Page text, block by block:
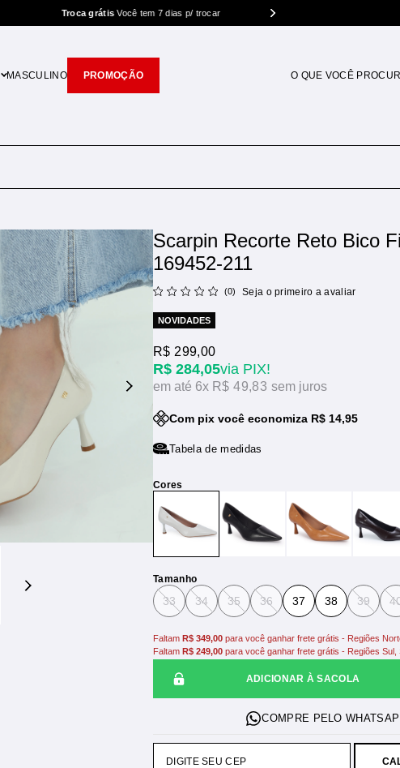
Você tem 7 dias p/ trocar
MASCULINO PROMOÇÃO
Scarpin Recorte Reto Bico
169452-211
(0) Seja o primeiro a avaliar
NOVIDADES
R$ 284,05via PIX!
R$ 299,00
6x R$ 49,83 sem juros
Com pix você economiza R$ 14,95
Tabela de medidas
Tamanho
33 34 35 36 37 38 39
ADICIONAR À SACOLA
Faltam R$ 349,00 para você ganhar frete grátis - Regiões
Faltam R$ 249,00 para você ganhar frete grátis - Regiões Sul,